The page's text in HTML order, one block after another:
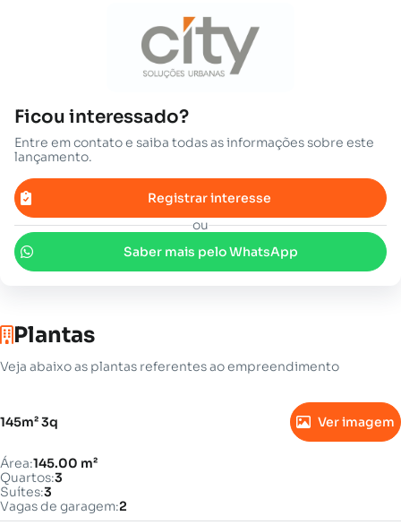
Ficou interessado?
Entre em contato e saiba todas as informações sobre este
lançamento.
Registrar interesse
ou
Saber mais pelo WhatsApp
Plantas
Veja abaixo as plantas referentes ao empreendimento
145m² 3q Ver imagem
Área:145.00 m²
Quartos:3
Suítes:3
Vagas de garagem:2